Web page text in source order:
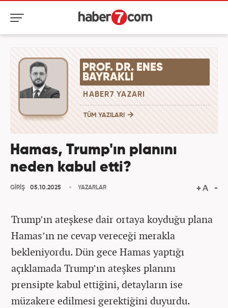
PROF. DR. ENES
BAYRAKLI
HABER7 YAZARI
TÜM YAZILARI
Hamas, Trump'ın planını
neden kabul etti?
GİRİŞ 05.10.2025 YAZARLAR
Trump’ın ateşkese dair ortaya koyduğu plana
Hamas’ın ne cevap vereceği merakla
bekleniyordu. Dün gece Hamas yaptığı
açıklamada Trump’ın ateşkes planını
prensipte kabul ettiğini, detayların ise
müzakere edilmesi gerektiğini duyurdu.